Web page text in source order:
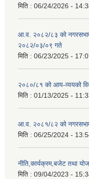
मिति : 06/24/2026 -
आ.व. २०८२/८३ को
२०८२/०३/०९ गते
मिति : 06/23/2025 -
२०८०/८१ को आय-व्ययको
मिति : 01/13/2025 -
आ.व. २०८१/८२ को
मिति : 06/25/2024 -
नीति,कार्यक्रम,बजेट तथा
मिति : 09/04/2023 -